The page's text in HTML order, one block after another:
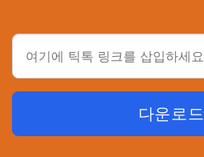
다운로드